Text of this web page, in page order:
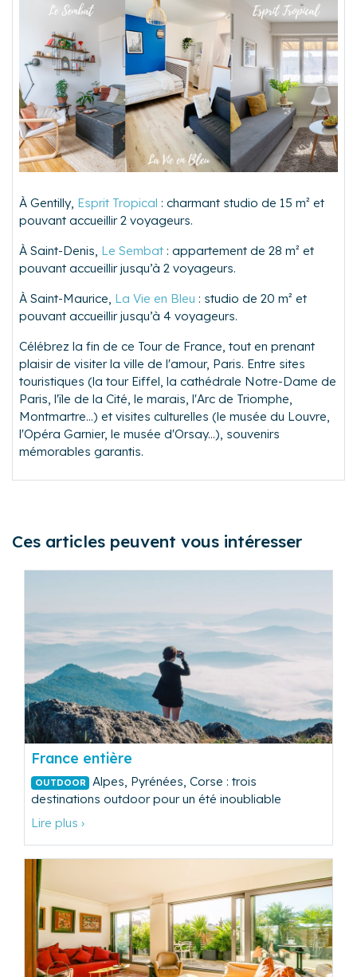
À Gentilly, Esprit Tropical : charmant studio de 15 m² et
pouvant accueillir 2 voyageurs.
À Saint-Denis, Le Sembat : appartement de 28 m² et
pouvant accueillir jusqu’à 2 voyageurs.
À Saint-Maurice, La Vie en Bleu : studio de 20 m² et
pouvant accueillir jusqu’à 4 voyageurs.
Célébrez la fin de ce Tour de France, tout en prenant
plaisir de visiter la ville de l'amour, Paris. Entre sites
touristiques (la tour Eiffel, la cathédrale Notre-Dame de
Paris, l'île de la Cité, le marais, l'Arc de Triomphe,
Montmartre...) et visites culturelles (le musée du Louvre,
l'Opéra Garnier, le musée d'Orsay...), souvenirs
mémorables garantis.
Ces articles peuvent vous intéresser
France entière
OUTDOOR
Alpes, Pyrénées, Corse : trois
destinations outdoor pour un été inoubliable
Lire plus ›